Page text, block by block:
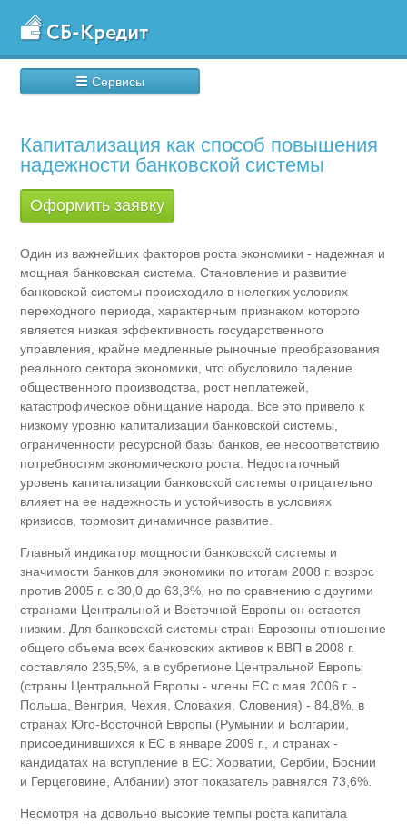
☰ Сервисы
Капитализация как способ повышения
надежности банковской системы
Оформить заявку
Один из важнейших факторов роста экономики - надежная и
мощная банковская система. Становление и развитие
банковской системы происходило в нелегких условиях
переходного периода, характерным признаком которого
является низкая эффективность государственного
управления, крайне медленные рыночные преобразования
реального сектора экономики, что обусловило падение
общественного производства, рост неплатежей,
катастрофическое обнищание народа. Все это привело к
низкому уровню капитализации банковской системы,
ограниченности ресурсной базы банков, ее несоответствию
потребностям экономического роста. Недостаточный
уровень капитализации банковской системы отрицательно
влияет на ее надежность и устойчивость в условиях
кризисов, тормозит динамичное развитие.
Главный индикатор мощности банковской системы и
значимости банков для экономики по итогам 2008 г. возрос
против 2005 г. с 30,0 до 63,3%, но по сравнению с другими
странами Центральной и Восточной Европы он остается
низким. Для банковской системы стран Еврозоны отношение
общего объема всех банковских активов к ВВП в 2008 г.
составляло 235,5%, а в субрегионе Центральной Европы
(страны Центральной Европы - члены ЕС с мая 2006 г. -
Польша, Венгрия, Чехия, Словакия, Словения) - 84,8%, в
странах Юго-Восточной Европы (Румынии и Болгарии,
присоединившихся к ЕС в январе 2009 г., и странах -
кандидатах на вступление в ЕС: Хорватии, Сербии, Боснии
и Герцеговине, Албании) этот показатель равнялся 73,6%.
Несмотря на довольно высокие темпы роста капитала